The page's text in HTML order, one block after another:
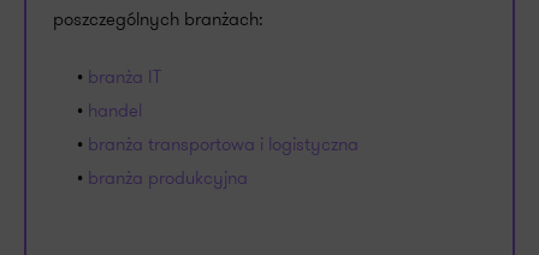
poszczególnych branżach:
• branża IT
• handel
• branża transportowa i logistyczna
• branża produkcyjna